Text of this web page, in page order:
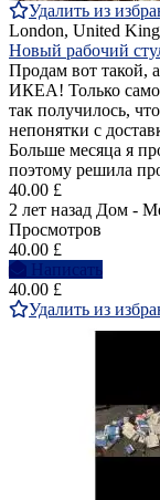
Удалить из
London, United
Новый рабочий
Продам вот такой,
ИКЕА! Только
так получилось,
непонятки с
Больше месяца я
поэтому решила
40.00 £
2 лет назад Дом -
Просмотров
40.00 £
Написать
40.00 £
Удалить из